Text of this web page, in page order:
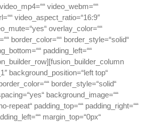
video_webm=““
video_aspect_ratio=“16:9″
overlay_color=““
border_color=““ border_style=“solid“
padding_left=““
background_position=“left top“
border_style=“solid“
background_image=““
repeat“ padding_top=““ padding_right=““
margin_top=“0px“